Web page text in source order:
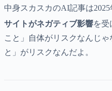
中身スカスカのAI記事は
サイトがネガティブ影響を受
こと」自体がリスクなんじ
と」がリスクなんだよ。